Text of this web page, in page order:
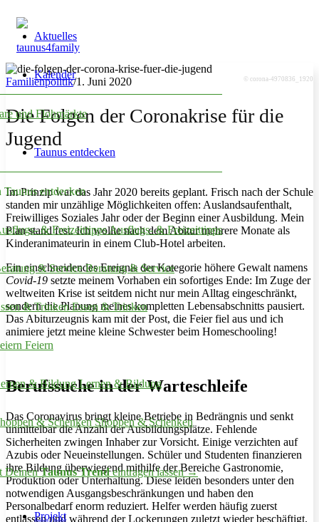
Aktuelles
Kalender
und Flohmärkte
Taunus entdecken
Taunus entdecken
Ausflugs- & Freizeittipps
Beratung & Service
Essen & Trinken
Feiern
Lernen & Bildung
Shoppen & Schenken
DeinenTaunus Trendeintragen lassen →
Projekt
© corona-4970836_1920
Familienpolitik/1. Juni 2020
Die Folgen der Coronakrise für die
Jugend
Im Prinzip war das Jahr 2020 bereits geplant. Frisch nach der Schule
standen mir unzählige Möglichkeiten offen: Auslandsaufenthalt,
Freiwilliges Soziales Jahr oder der Beginn einer Ausbildung. Mein
Plan stand fest. Ich wollte nach dem Abitur mehrere Monate als
Kinderanimateurin in einem Club-Hotel arbeiten.
Ein einschneidendes Ereignis der Kategorie höhere Gewalt namens
Covid-19 setzte meinem Vorhaben ein sofortiges Ende: Im Zuge der
weltweiten Krise ist seitdem nicht nur mein Alltag eingeschränkt,
sondern die Planung meines kompletten Lebensabschnitts pausiert.
Das Abiturzeugnis kam mit der Post, die Feier fiel aus und ich
animiere jetzt meine kleine Schwester beim Homeschooling!
Berufssuche in der Warteschleife
Das Coronavirus bringt kleine Betriebe in Bedrängnis und senkt
unmittelbar die Anzahl der Ausbildungsplätze. Fehlende
Sicherheiten zwingen Inhaber zur Vorsicht. Einige verzichten auf
Azubis oder Neueinstellungen. Schüler und Studenten finanzieren
ihre Bildung überwiegend mithilfe der Bereiche Gastronomie,
Produktion oder Unterhaltung. Diese leiden besonders unter den
notwendigen Ausgangsbeschränkungen und haben den
Personalbedarf enorm reduziert. Helfer werden häufig zuerst
entlassen und während der Lockerungen zuletzt wieder beschäftigt.